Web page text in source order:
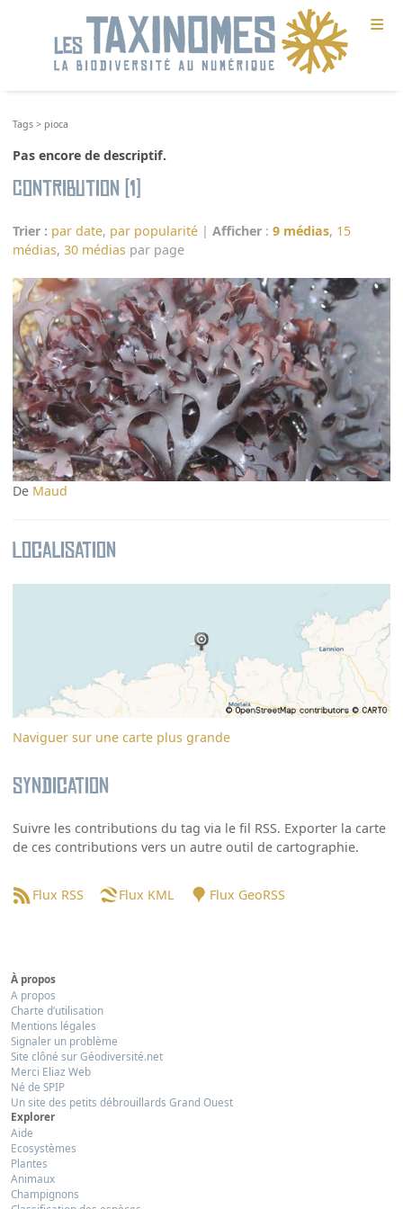
≡
Tags > pioca
Pas encore de descriptif.
Contribution (1)
Trier : par date, par popularité |Afficher :9 médias, 15
médias,30 médias par page
De Maud
Localisation
Naviguer sur une carte plus grande
Syndication
Suivre les contributions du tag via le fil RSS. Exporter la carte
de ces contributions vers un autre outil de cartographie.
Flux RSS Flux KML Flux GeoRSS
À propos
A propos
Charte d’utilisation
Mentions légales
Signaler un problème
Site clôné sur Géodiversité.net
Merci Eliaz Web
Né de SPIP
Un site des petits débrouillards Grand Ouest
Explorer
Aide
Ecosystèmes
Plantes
Animaux
Champignons